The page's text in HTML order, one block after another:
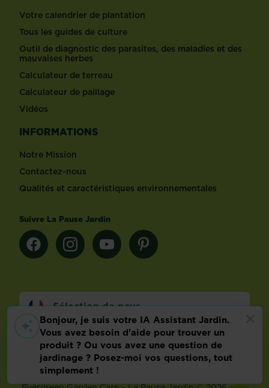
Votre calendrier de plantation
Tous les guides de culture
Outil de diagnostic des parasites, des maladies et des
mauvaises herbes
Calculateur de terreau
Calculateur de paillage
Vidéos
INFORMATIONS
Notre Mission
Contactez-nous
Qualités et caractéristiques environnementales
Suivre La Pause Jardin
Sélection de pays
Footer
Mentions légalesFAQ
Politique relative aux données personnelles
Préférences de cookies